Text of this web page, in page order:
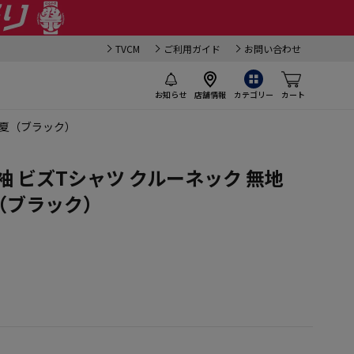
TVCM ご利用ガイド お問い合わせ
お知らせ 店舗情報 カテゴリー カート
ブラック）
ビズTシャツ クルーネック 無地
ラック）